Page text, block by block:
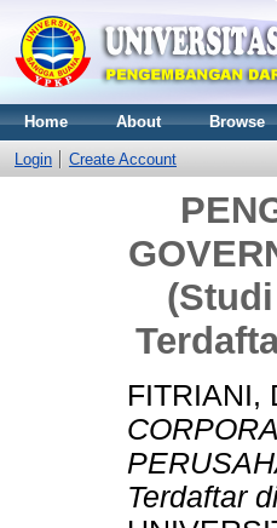
Home About Browse
Login Create Account
FITRIANI,
Terdaftar